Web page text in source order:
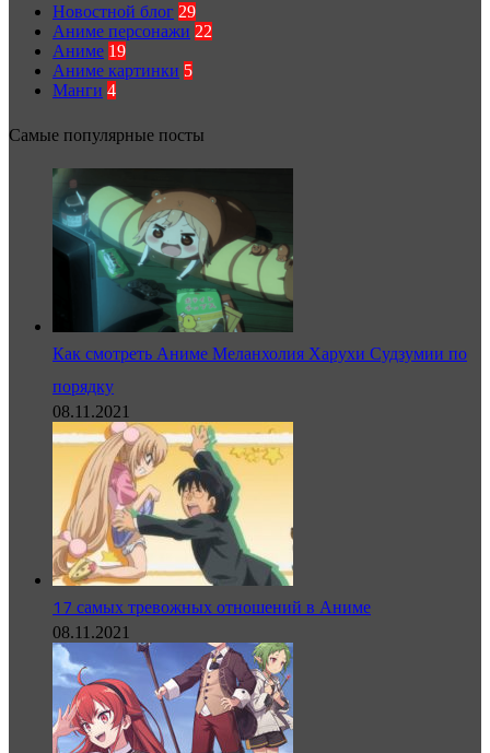
Новостной блог 29
Аниме персонажи 22
Аниме 19
Аниме картинки 5
Манги 4
Самые популярные посты
Как смотреть Аниме Меланхолия Харухи Судзумии по
порядку
08.11.2021
17 самых тревожных отношений в Аниме
08.11.2021